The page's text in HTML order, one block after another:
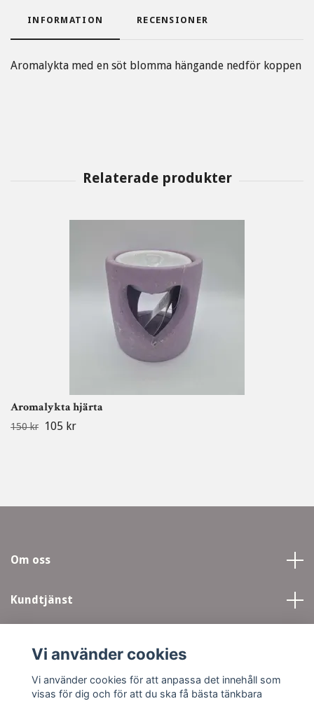
INFORMATION RECENSIONER
Aromalykta med en söt blomma hängande nedför koppen
Aromalykta hjärta
150 kr 105 kr
Om oss
Kundtjänst
Sociala medier
Vi använder cookies
Vi använder cookies för att anpassa det innehåll som
visas för dig och för att du ska få bästa tänkbara